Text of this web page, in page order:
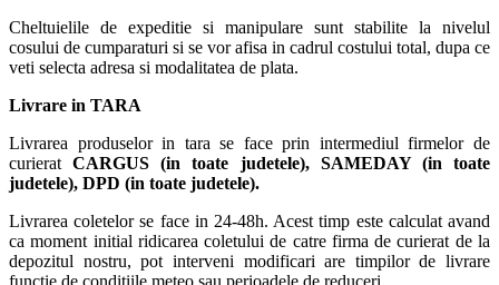
Cheltuielile de expeditie si manipulare sunt stabilite la nivelul
cosului de cumparaturi si se vor afisa in cadrul costului total, dupa ce
veti selecta adresa si modalitatea de plata.
Livrare in TARA
Livrarea produselor in tara se face prin intermediul firmelor de
curieratCARGUS (in toate judetele),
SAMEDAY (in toate
judetele), DPD (in toate judetele).
Livrarea coletelor se face in 24-48h. Acest timp este calculat avand
ca moment initial ridicarea coletului de catre firma de curierat de la
depozitul nostru, pot interveni modificari are timpilor de livrare
functie de conditiile meteo sau perioadele de reduceri.